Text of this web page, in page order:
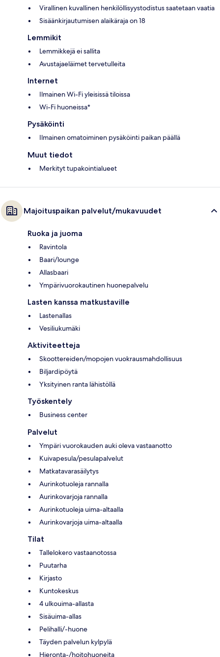
Virallinen kuvallinen henkilöllisyystodistus saatetaan vaatia
Sisäänkirjautumisen alaikäraja on 18
Lemmikit
Lemmikkejä ei sallita
Avustajaeläimet tervetulleita
Internet
Ilmainen Wi-Fi yleisissä tiloissa
Wi-Fi huoneissa*
Pysäköinti
Ilmainen omatoiminen pysäköinti paikan päällä
Muut tiedot
Merkityt tupakointialueet
Majoituspaikan palvelut/mukavuudet
Ruoka ja juoma
Ravintola
Baari/lounge
Allasbaari
Ympärivuorokautinen huonepalvelu
Lasten kanssa matkustaville
Lastenallas
Vesiliukumäki
Aktiviteetteja
Skoottereiden/mopojen vuokrausmahdollisuus
Biljardipöytä
Yksityinen ranta lähistöllä
Työskentely
Business center
Palvelut
Ympäri vuorokauden auki oleva vastaanotto
Kuivapesula/pesulapalvelut
Matkatavarasäilytys
Aurinkotuoleja rannalla
Aurinkovarjoja rannalla
Aurinkotuoleja uima-altaalla
Aurinkovarjoja uima-altaalla
Tilat
Tallelokero vastaanotossa
Puutarha
Kirjasto
Kuntokeskus
4 ulkouima-allasta
Sisäuima-allas
Pelihalli/-huone
Täyden palvelun kylpylä
Hieronta-/hoitohuoneita